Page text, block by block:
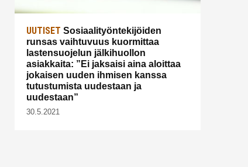
UUTISET Sosiaalityöntekijöiden
runsas vaihtuvuus kuormittaa
lastensuojelun jälkihuollon
asiakkaita: ”Ei jaksaisi aina aloittaa
jokaisen uuden ihmisen kanssa
tutustumista uudestaan ja
uudestaan”
30.5.2021